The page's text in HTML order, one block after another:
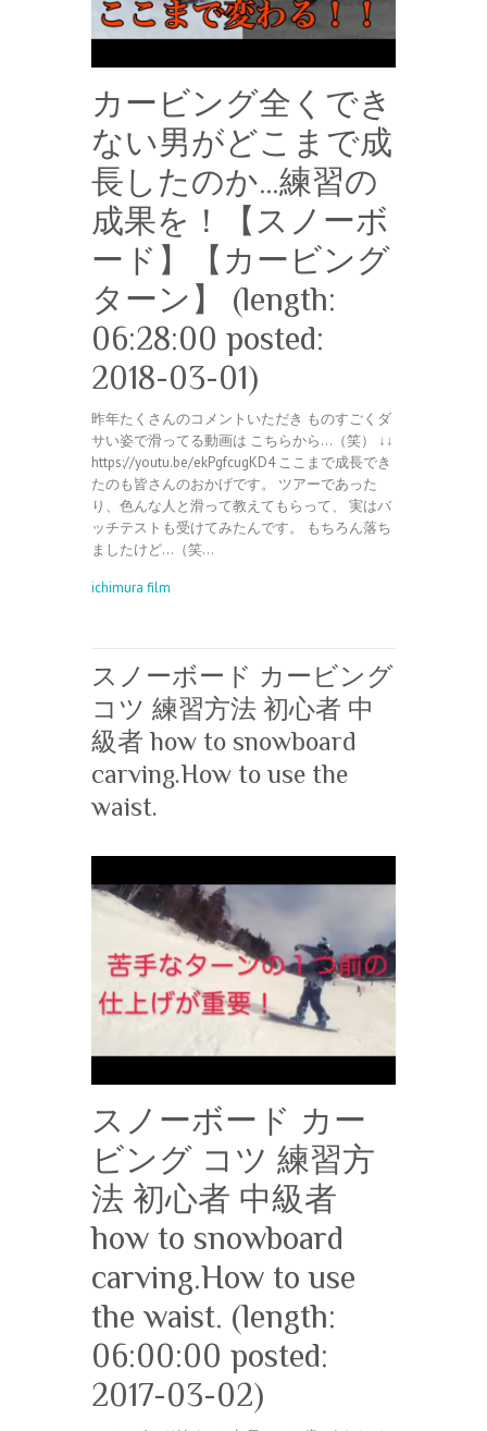
カービング全くでき
ない男がどこまで成
長したのか…練習の
成果を！【スノーボ
ード】【カービング
ターン】 (length:
06:28:00 posted:
2018-03-01)
昨年たくさんのコメントいただき ものすごくダ
サい姿で滑ってる動画は こちらから…（笑） ↓↓
https://youtu.be/ekPgfcugKD4 ここまで成長でき
たのも皆さんのおかげです。 ツアーであった
り、色んな人と滑って教えてもらって、 実はバ
ッチテストも受けてみたんです。 もちろん落ち
ましたけど…（笑…
ichimura film
スノーボード カービング
コツ 練習方法 初心者 中
級者 how to snowboard
carving.How to use the
waist.
スノーボード カー
ビング コツ 練習方
法 初心者 中級者
how to snowboard
carving.How to use
the waist. (length:
06:00:00 posted:
2017-03-02)